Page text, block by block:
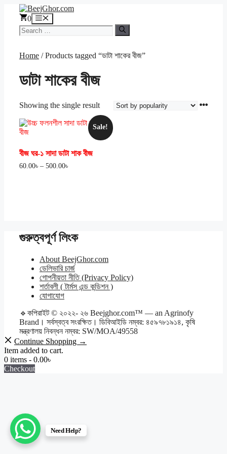
content
0 Menu
Search
for:
Home / Products tagged “ডাটা শাকের বীজ”
ডাটা শাকের বীজ
Showing the single result
Sale!
বীজ ঘর-১ সাদা ডাটা শাক বীজ
60.00৳ – 500.00৳Price
গুরুত্বপূর্ণ লিংক
About BeejGhor.com
ডেলিভারি চার্জ
গোপনীয়তা নীতি (Privacy Policy)
শর্তাবলী ( টার্মস এন্ড কন্ডিশন )
যোগাযোগ
🔹কপিরাইট © ২০২২- ২৬ Beejghor.com™ — an Agrinofy
Brand। সর্বস্বত্ব সংরক্ষিত। ডিবিআইডি নম্বর: ৪৫৯৭৮১৯১৪, কৃষি
মন্ত্রণালয় নিবন্ধন নম্বর: SW/MOA/49558
Continue Shopping →
Item added to cart.
0 items - 0.00৳
Checkout
Need Help?